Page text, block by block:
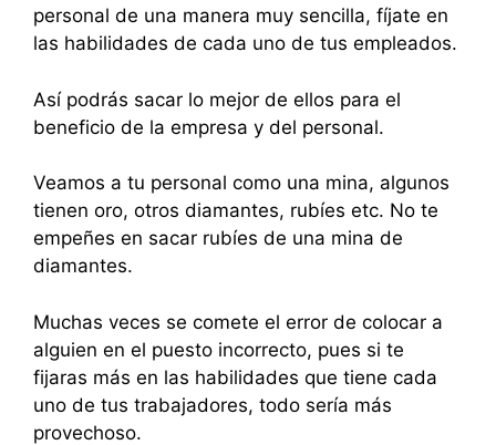
personal de una manera muy sencilla, fíjate en
las habilidades de cada uno de tus empleados.
Así podrás sacar lo mejor de ellos para el
beneficio de la empresa y del personal.
Veamos a tu personal como una mina, algunos
tienen oro, otros diamantes, rubíes etc. No te
empeñes en sacar rubíes de una mina de
diamantes.
Muchas veces se comete el error de colocar a
alguien en el puesto incorrecto, pues si te
fijaras más en las habilidades que tiene cada
uno de tus trabajadores, todo sería más
provechoso.